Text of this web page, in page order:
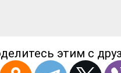
этим с